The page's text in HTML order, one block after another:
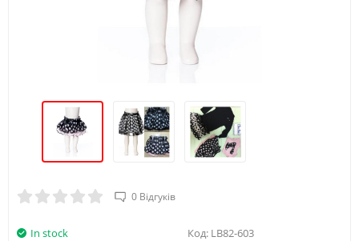
0 Відгуків
In stock Код: LB82-603